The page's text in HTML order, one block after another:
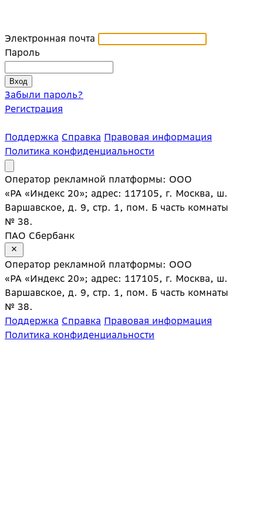
Электронная почта
Пароль
Забыли пароль?
Регистрация
Поддержка Справка Правовая информация
Политика конфиденциальности
Оператор рекламной платформы: ООО
«РА «Индекс 20»; адрес: 117105, г. Москва, ш.
Варшавское, д. 9, стр. 1, пом. Б часть комнаты
№ 38.
ПАО Сбербанк
Оператор рекламной платформы: ООО
«РА «Индекс 20»; адрес: 117105, г. Москва, ш.
Варшавское, д. 9, стр. 1, пом. Б часть комнаты
№ 38.
Поддержка Справка Правовая информация
Политика конфиденциальности